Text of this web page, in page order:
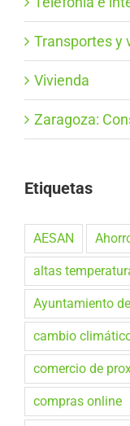
Transportes y
Vivienda
Zaragoza:
Etiquetas
AESAN
altas
Ayuntamiento
cambio
comercio de
compras online